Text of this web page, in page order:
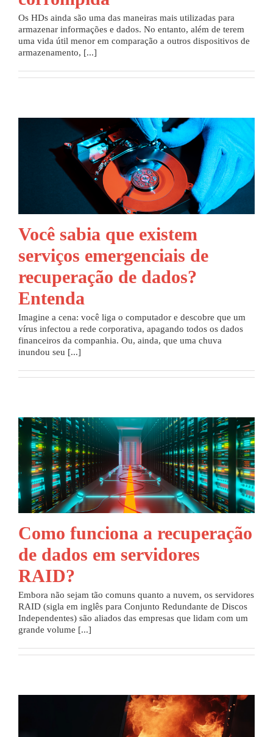
Os HDs ainda são uma das maneiras mais utilizadas para
armazenar informações e dados. No entanto, além de terem
uma vida útil menor em comparação a outros dispositivos de
armazenamento, [...]
Você sabia que existem
serviços emergenciais de
recuperação de dados?
Entenda
Imagine a cena: você liga o computador e descobre que um
vírus infectou a rede corporativa, apagando todos os dados
financeiros da companhia. Ou, ainda, que uma chuva
inundou seu [...]
Como funciona a recuperação
de dados em servidores
RAID?
Embora não sejam tão comuns quanto a nuvem, os servidores
RAID (sigla em inglês para Conjunto Redundante de Discos
Independentes) são aliados das empresas que lidam com um
grande volume [...]